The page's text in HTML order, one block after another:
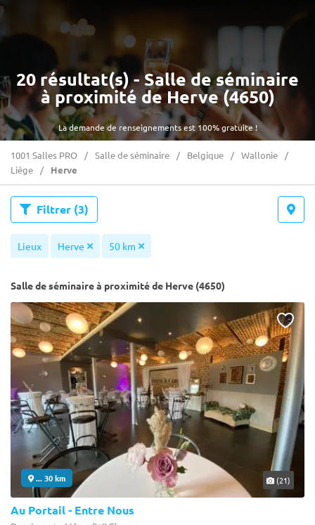
La demande de renseignements est 100% gratuite !
20 résultat(s) - Salle de séminaire
à proximité de Herve (4650)
1001 Salles PRO Salle de séminaire Belgique
Wallonie
Liège
Herve
Filtrer (3)
Lieux Herve 50 km
Salle de séminaire à proximité de Herve (4650)
... 30 km (21)
Au Portail - Entre Nous